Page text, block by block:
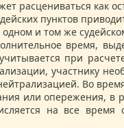
расцениваться как
пунктов
и том же
время,
при
участнику
Во
или опережения, в
на все время